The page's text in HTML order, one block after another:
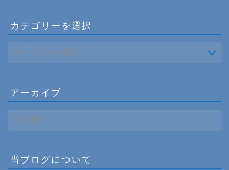
カテゴリーを選択
アーカイブ
ー
ブ
当ブログについて